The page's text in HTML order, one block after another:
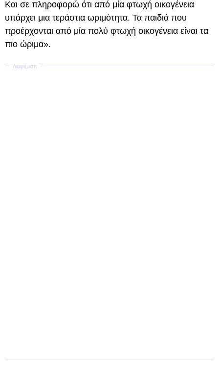
Και σε πληροφορώ ότι από μία φτωχή οικογένεια
υπάρχει μια τεράστια ωριμότητα. Τα παιδιά που
προέρχονται από μία πολύ φτωχή οικογένεια είναι τα
πιο ώριμα».